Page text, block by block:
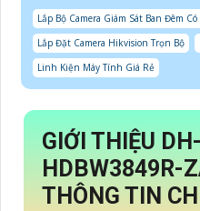
Lắp Bộ Camera Giám Sát Ban Đêm Có
Lắp Đặt Camera Hikvision Trọn Bộ
Linh Kiện Máy Tính Giá Rẻ
GIỚI THIỆU
HDBW3849R-
THÔNG TIN